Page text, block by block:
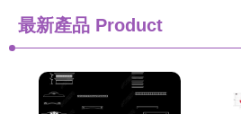
最新產品 Product